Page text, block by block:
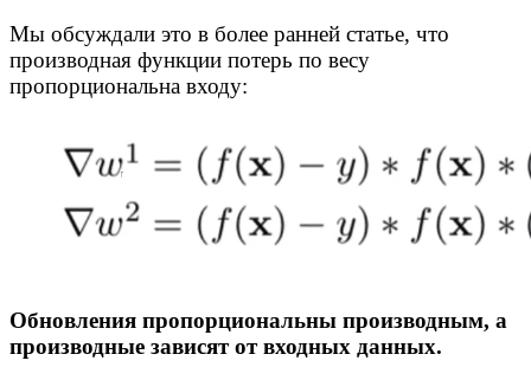
Мы обсуждали это в более ранней статье, что
производная функции потерь по весу
пропорциональна входу:
Обновления пропорциональны производным, а
производные зависят от входных данных.